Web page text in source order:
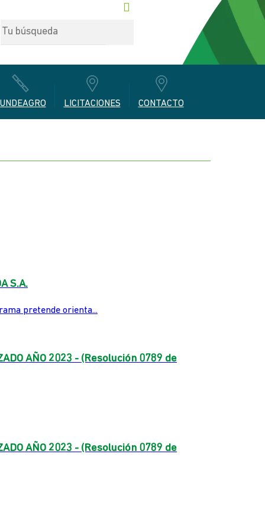
LICITACIONES CONTACTO
S.A.
pretende orienta...
AÑO 2023 - (Resolución 0789 de
AÑO 2023 - (Resolución 0789 de